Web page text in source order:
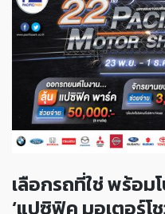
เลือกรถที่ใช่ พร้อม
‘แปซิฟิค มอเตอร์โช